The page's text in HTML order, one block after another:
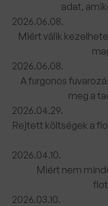
adat,
2026.06.08.
Miért válik
2026.06.08.
A furgonos
meg a
2026.04.29.
Rejtett költségek a
2026.04.10.
Miért nem
2026.03.10.